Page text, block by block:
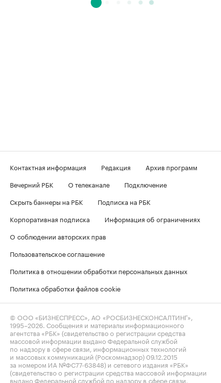
Контактная информация Редакция
Архив программ
Вечерний РБК
О телеканале
Подключение
Скрыть баннеры на РБК
Подписка на РБК
Корпоративная подписка
Информация об ограничениях
О соблюдении авторских прав
Пользовательское соглашение
Политика в отношении обработки персональных данных
Политика обработки файлов cookie
© ООО «БИЗНЕСПРЕСС», АО «РОСБИЗНЕСКОНСАЛТИНГ»,
1995–2026 . Сообщения и материалы информационного
агентства «РБК» (свидетельство о регистрации средства
массовой информации выдано Федеральной службой
по надзору в сфере связи, информационных технологий
и массовых коммуникаций (Роскомнадзор) 09.12.2015
за номером ИА №ФС77-63848) и сетевого издания «РБК»
(свидетельство о регистрации средства массовой информации
выдано Федеральной службой по надзору в сфере связи,